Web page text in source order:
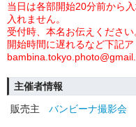
当日は各部開始20分前から
入れません。
受付時、本名お伝えください
開始時間に遅れるなど下記
主催者情報
販売主
バンビーナ撮影会